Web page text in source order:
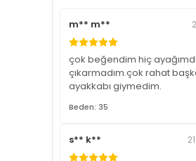
m** m**
çok beğendim hiç
çıkarmadım.çok rahat
ayakkabı giymedim.
Beden: 35
s** k**